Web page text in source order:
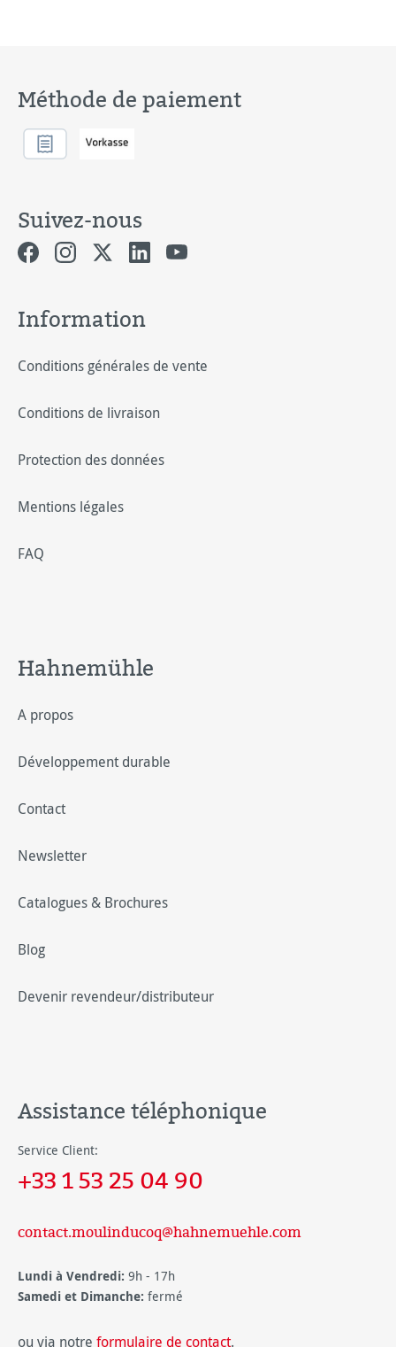
Méthode de paiement
Suivez-nous
Information
Conditions générales de vente
Conditions de livraison
Protection des données
Mentions légales
FAQ
Hahnemühle
A propos
Développement durable
Contact
Newsletter
Catalogues & Brochures
Blog
Devenir revendeur/distributeur
Assistance téléphonique
Service Client:
+33 1 53 25 04 90
contact.moulinducoq@hahnemuehle.com
Lundi à Vendredi: 9h - 17h
Samedi et Dimanche: fermé
ou via notre formulaire de contact.